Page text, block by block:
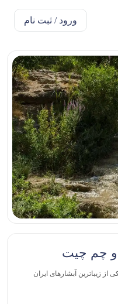
ورود / ثبت نام
و چم چیت
زیباترین آبشارهای ایران